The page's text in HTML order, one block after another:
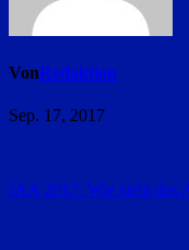
VonRedaktion
Sep. 17, 2017
IAA 2017: Wie sieht das